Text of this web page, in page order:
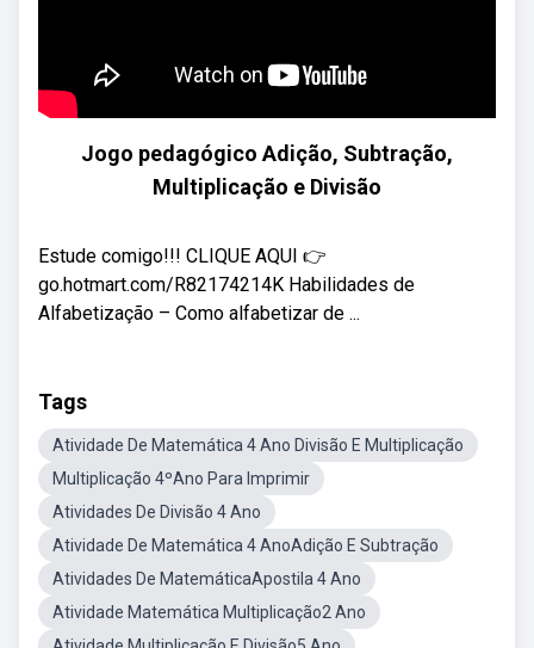
Jogo pedagógico Adição, Subtração,
Multiplicação e Divisão
Estude comigo!!! CLIQUE AQUI 👉
go.hotmart.com/R82174214K Habilidades de
Alfabetização – Como alfabetizar de ...
Tags
Atividade De Matemática 4 Ano Divisão E Multiplicação
Multiplicação 4ºAno Para Imprimir
Atividades De Divisão 4 Ano
Atividade De Matemática 4 AnoAdição E Subtração
Atividades De MatemáticaApostila 4 Ano
Atividade Matemática Multiplicação2 Ano